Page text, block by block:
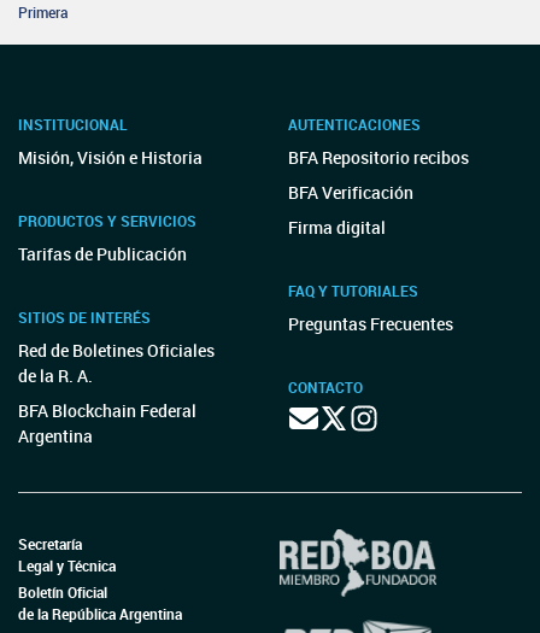
Primera
INSTITUCIONAL
Misión, Visión e Historia
PRODUCTOS Y SERVICIOS
Tarifas de Publicación
SITIOS DE INTERÉS
Red de Boletines Oficiales
de la R. A.
BFA Blockchain Federal
Argentina
AUTENTICACIONES
BFA Repositorio recibos
BFA Verificación
Firma digital
FAQ Y TUTORIALES
Preguntas Frecuentes
CONTACTO
Secretaría
Legal y Técnica
Boletín Oficial
de la República Argentina